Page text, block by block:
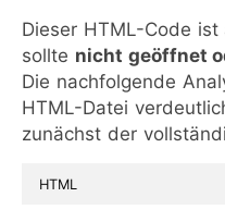
Dieser HTML-Code
sollte nicht geöffnet
Die nachfolgende
HTML-Datei
zunächst der
HTML